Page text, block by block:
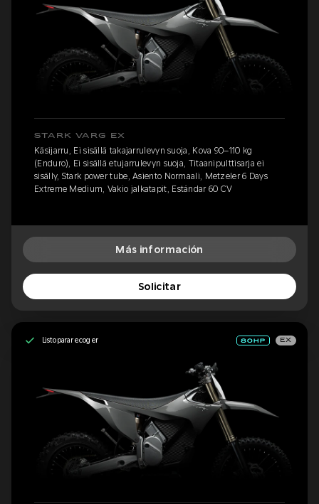
STARK VARG EX
Käsijarru, Ei sisällä takajarrulevyn suoja, Kova 90–110 kg
(Enduro), Ei sisällä etujarrulevyn suoja, Titaanipulttisarja ei
sisälly, Stark power tube, Asiento Normaali, Metzeler 6 Days
Extreme Medium, Vakio jalkatapit, Estándar 60 CV
Más información
Solicitar
Listo para recoger EX